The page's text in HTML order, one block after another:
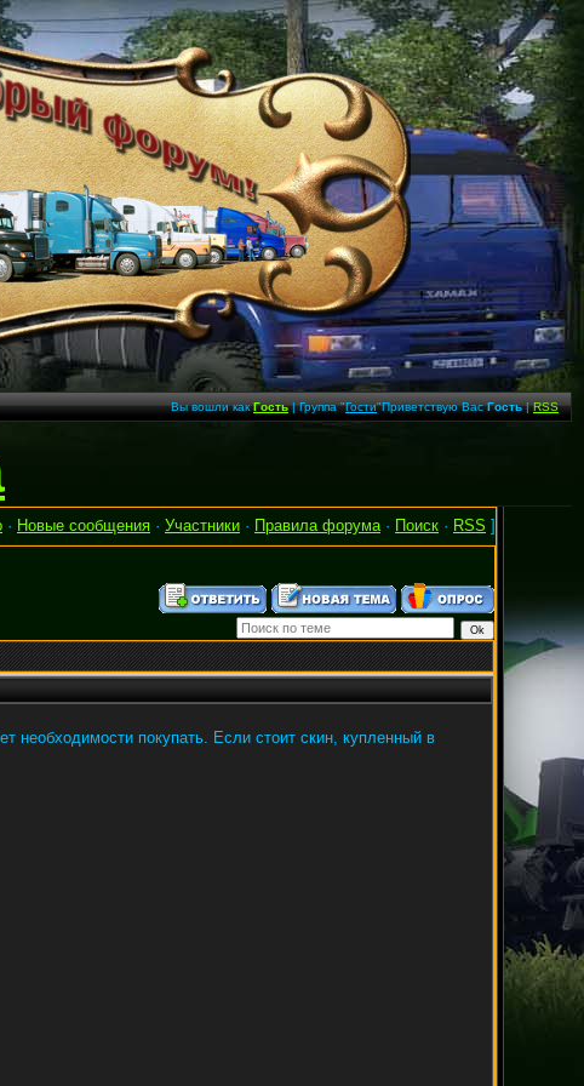
Вы вошли какГость| Группа "Гости"Приветствую ВасГость|RSS
· Новые сообщения · Участники · Правила форума · Поиск · RSS ]
необходимости покупать. Если стоит скин, купленный в